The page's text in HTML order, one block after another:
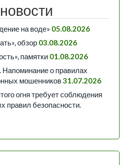
на воде» 05.08.2026
обзор 03.08.2026
памятки 01.08.2026
о правилах
мошенников31.07.2026
огня требует соблюдения
правил безопасности.